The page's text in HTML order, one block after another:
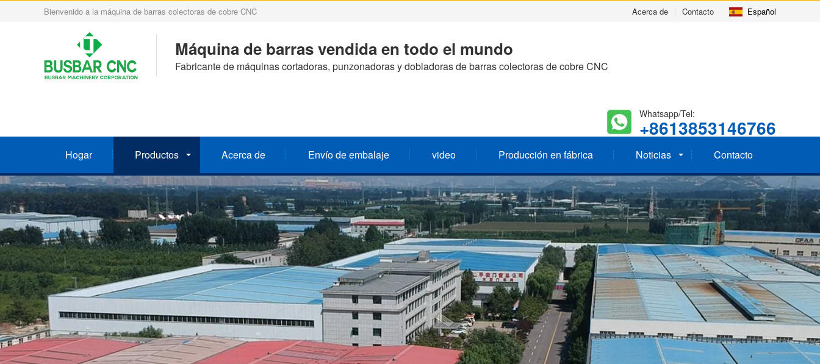
Acerca de Contacto Español
Bienvenido a la máquina de barras colectoras de cobre CNC
Máquina de barras vendida en todo el mundo
Fabricante de máquinas cortadoras, punzonadoras y dobladoras de barras colectoras de cobre CNC
Whatsapp/Tel:
+8613853146766
Hogar Productos Acerca de Envío de embalaje video Producción en fábrica Noticias Contacto